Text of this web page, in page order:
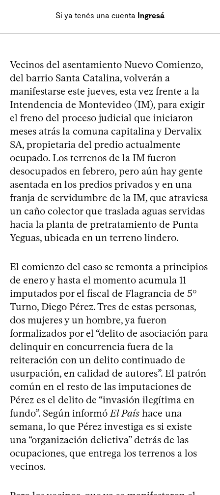
Si ya tenés una cuenta Ingresá
Vecinos del asentamiento Nuevo Comienzo,
del barrio Santa Catalina, volverán a
manifestarse este jueves, esta vez frente a la
Intendencia de Montevideo (IM), para exigir
el freno del proceso judicial que iniciaron
meses atrás la comuna capitalina y Dervalix
SA, propietaria del predio actualmente
ocupado. Los terrenos de la IM fueron
desocupados en febrero, pero aún hay gente
asentada en los predios privados y en una
franja de servidumbre de la IM, que atraviesa
un caño colector que traslada aguas servidas
hacia la planta de pretratamiento de Punta
Yeguas, ubicada en un terreno lindero.
El comienzo del caso se remonta a principios
de enero y hasta el momento acumula 11
imputados por el fiscal de Flagrancia de 5°
Turno, Diego Pérez. Tres de estas personas,
dos mujeres y un hombre, ya fueron
formalizados por el “delito de asociación para
delinquir en concurrencia fuera de la
reiteración con un delito continuado de
usurpación, en calidad de autores”. El patrón
común en el resto de las imputaciones de
Pérez es el delito de “invasión ilegítima en
fundo”. Según informó El País hace una
semana, lo que Pérez investiga es si existe
una “organización delictiva” detrás de las
ocupaciones, que entrega los terrenos a los
vecinos.